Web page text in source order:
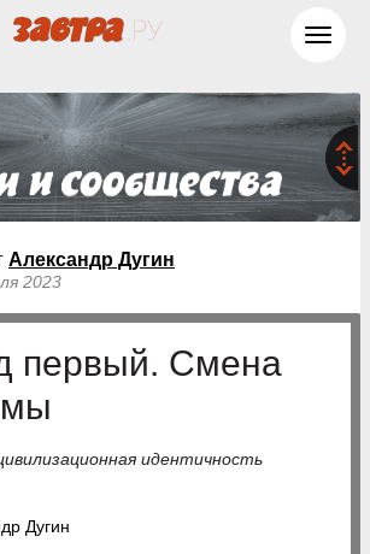
Александр Дугин
2023
первый. Смена
идентичность
Дугин